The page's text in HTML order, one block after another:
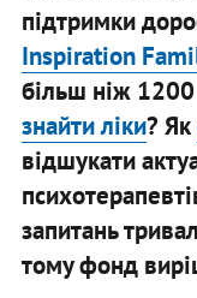
підтримки
Inspiration
більш ніж
знайти ліки? Як
відшукати
запитань
тому фонд